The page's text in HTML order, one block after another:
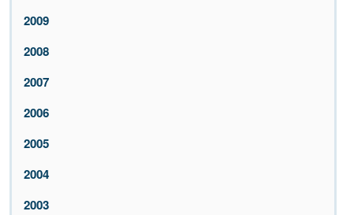
2009
2008
2007
2006
2005
2004
2003